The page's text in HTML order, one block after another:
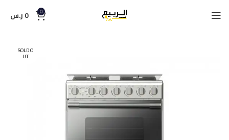
0
0 ر.س
SOLD O
UT